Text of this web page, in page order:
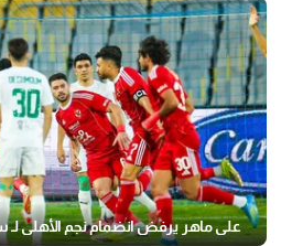
علي ماهر يرفض انضمام نجم الأهلي لـ